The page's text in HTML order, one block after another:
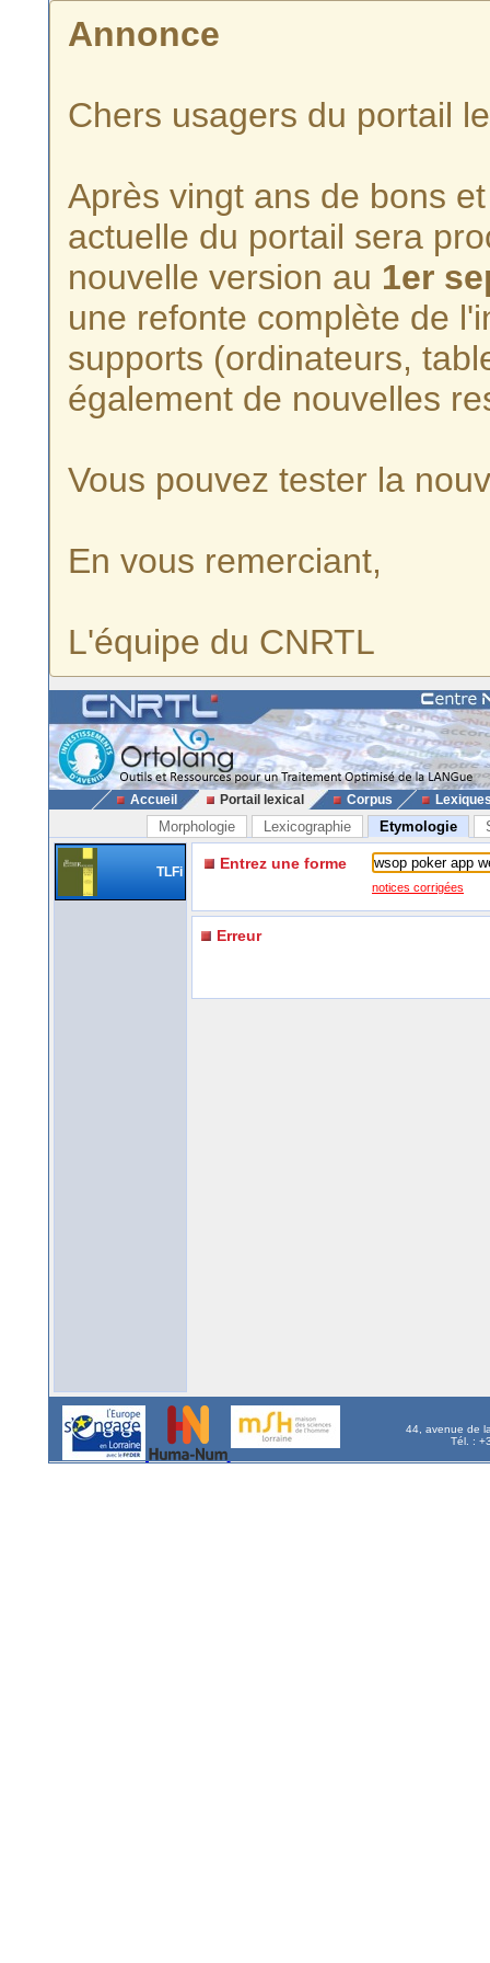
Annonce
Chers usagers du portail
Après vingt ans de bons
actuelle du portail sera
nouvelle version au 1er
une refonte complète de
supports (ordinateurs,
également de nouvelles
Vous pouvez tester la
En vous remerciant,
L'équipe du CNRTL
Accueil Portail lexical Corpus
Morphologie Lexicographie Etymologie
TLFi Entrez une forme
notices corrigées
Erreur
44, avenue de
Tél. :